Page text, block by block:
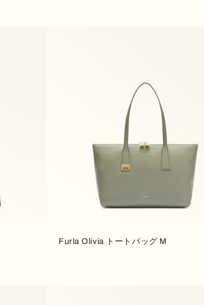
Furla Olivia トートバッグ M